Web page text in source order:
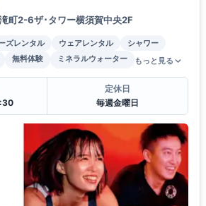
町2-6ザ･タワー横須賀中央2F
ズレンタル ウェアレンタル
シャワー
無料体験 ミネラルウォーター もっと見る
定休日
毎週金曜日